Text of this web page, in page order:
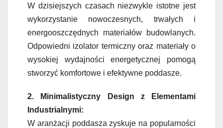
W dzisiejszych czasach niezwykle istotne jest
wykorzystanie nowoczesnych, trwałych i
energooszczędnych materiałów budowlanych.
Odpowiedni izolator termiczny oraz materiały o
wysokiej wydajności energetycznej pomogą
stworzyć komfortowe i efektywne poddasze.
2. Minimalistyczny Design z Elementami
Industrialnymi:
W aranżacji poddasza zyskuje na popularności